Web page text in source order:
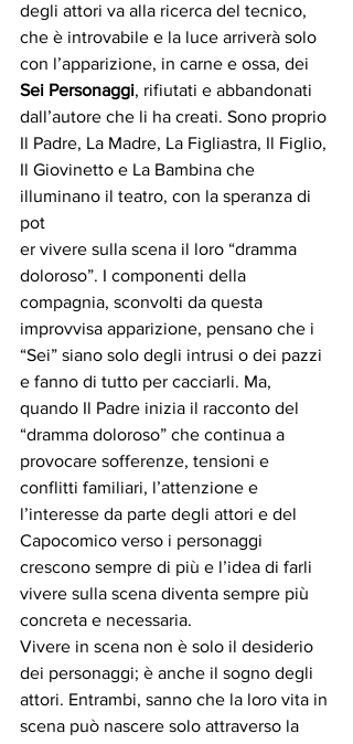
degli attori va alla ricerca del tecnico,
che è introvabile e la luce arriverà solo
con l’apparizione, in carne e ossa, dei
Sei Personaggi, rifiutati e abbandonati
dall’autore che li ha creati. Sono proprio
Il Padre, La Madre, La Figliastra, Il Figlio,
Il Giovinetto e La Bambina che
illuminano il teatro, con la speranza di
pot
er vivere sulla scena il loro “dramma
doloroso”. I componenti della
compagnia, sconvolti da questa
improvvisa apparizione, pensano che i
“Sei” siano solo degli intrusi o dei pazzi
e fanno di tutto per cacciarli. Ma,
quando Il Padre inizia il racconto del
“dramma doloroso” che continua a
provocare sofferenze, tensioni e
conflitti familiari, l’attenzione e
l’interesse da parte degli attori e del
Capocomico verso i personaggi
crescono sempre di più e l’idea di farli
vivere sulla scena diventa sempre più
concreta e necessaria.
Vivere in scena non è solo il desiderio
dei personaggi; è anche il sogno degli
attori. Entrambi, sanno che la loro vita in
scena può nascere solo attraverso la